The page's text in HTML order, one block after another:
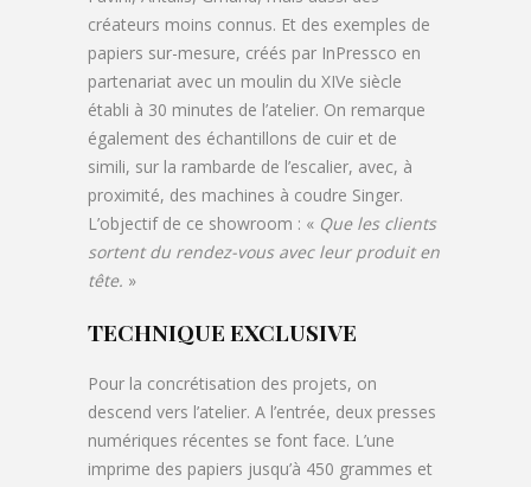
créateurs moins connus. Et des exemples de
papiers sur-mesure, créés par InPressco en
partenariat avec un moulin du XIVe siècle
établi à 30 minutes de l’atelier. On remarque
également des échantillons de cuir et de
simili, sur la rambarde de l’escalier, avec, à
proximité, des machines à coudre Singer.
L’objectif de ce showroom : « Que les clients
sortent du rendez-vous avec leur produit en
tête. »
TECHNIQUE EXCLUSIVE
Pour la concrétisation des projets, on
descend vers l’atelier. A l’entrée, deux presses
numériques récentes se font face. L’une
imprime des papiers jusqu’à 450 grammes et